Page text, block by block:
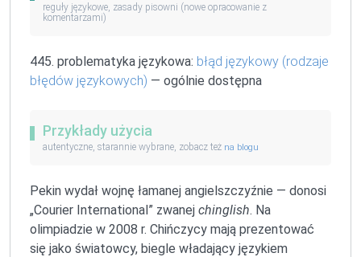
reguły językowe, zasady pisowni (nowe opracowanie z
komentarzami)
445. problematyka językowa: błąd językowy (rodzaje
błędów językowych) — ogólnie dostępna
Przykłady użycia
autentyczne, starannie wybrane, zobacz też na blogu
Pekin wydał wojnę łamanej angielszczyźnie — donosi
„Courier International” zwanej chinglish. Na
olimpiadzie w 2008 r. Chińczycy mają prezentować
się jako światowcy, biegle władający językiem